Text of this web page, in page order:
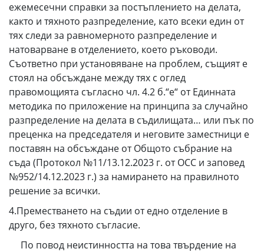
ежемесечни справки за постъплението на делата,
както и тяхното разпределение, като всеки един от
тях следи за равномерното разпределение и
натоварване в отделението, което ръководи.
Съответно при установяване на проблем, същият е
стоял на обсъждане между тях с оглед
правомощията съгласно чл. 4.2 б.“е“ от Единната
методика по приложение на принципа за случайно
разпределение на делата в съдилищата… или пък по
преценка на председателя и неговите заместници е
поставян на обсъждане от Общото събрание на
съда (Протокол №11/13.12.2023 г. от ОСС и заповед
№952/14.12.2023 г.) за намирането на правилното
решение за всички.
4.Преместването на съдии от едно отделение в
друго, без тяхното съгласие.
По повод неистинността на това твърдение на